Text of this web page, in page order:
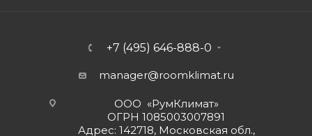
+7 (495) 646-888-0
manager@roomklimat.ru
ООО «РумКлимат»
ОГРН 1085003007891
Адрес: 142718, Московская обл.,